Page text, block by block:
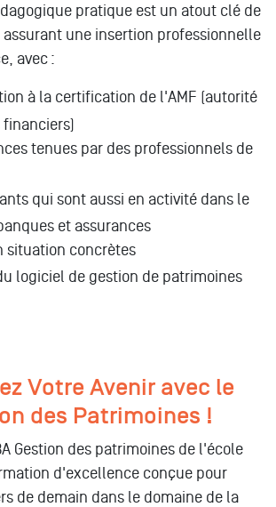
pratique est un atout clé de
une insertion professionnelle
avec :
à la certification de l'AMF (autorité
financiers)
tenues par des professionnels de
qui sont aussi en activité dans le
et assurances
situation concrètes
logiciel de gestion de patrimoines
Votre Avenir avec le
des Patrimoines !
Gestion des patrimoines de l'école
d'excellence conçue pour
de demain dans le domaine de la